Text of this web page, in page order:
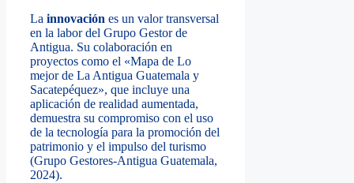
La innovación es un valor transversal
en la labor del Grupo Gestor de
Antigua. Su colaboración en
proyectos como el «Mapa de Lo
mejor de La Antigua Guatemala y
Sacatepéquez», que incluye una
aplicación de realidad aumentada,
demuestra su compromiso con el uso
de la tecnología para la promoción del
patrimonio y el impulso del turismo
(Grupo Gestores-Antigua Guatemala,
2024).